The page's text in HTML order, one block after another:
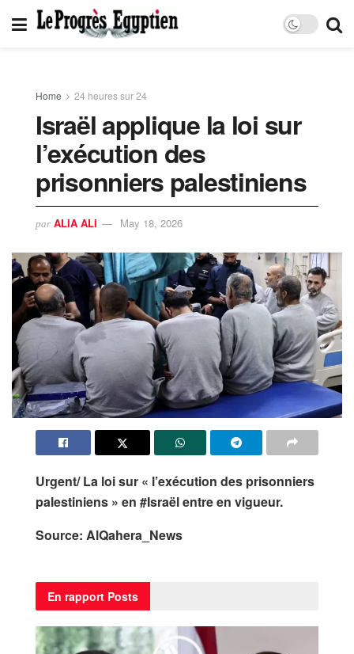
Home 24 heures sur 24
Israël applique la loi sur
l’exécution des
prisonniers palestiniens
par ALIA ALI May 18, 2026
Urgent/ La loi sur « l’exécution des prisonniers
palestiniens » en #Israël entre en vigueur.
Source: AlQahera_News
En rapport Posts